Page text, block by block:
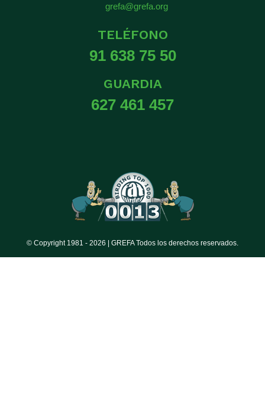
grefa@grefa.org
TELÉFONO
91 638 75 50
GUARDIA
627 461 457
© Copyright 1981 - 2026 | GREFA Todos los derechos reservados.